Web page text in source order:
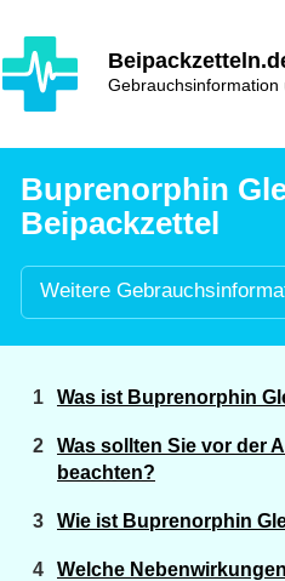
Gebrauchsinformation
Hlavní
navigace
Buprenorphin
Beipackzettel
Weitere
Was ist Buprenorphin
Was sollten Sie vor der
beachten?
Wie ist Buprenorphin
Welche